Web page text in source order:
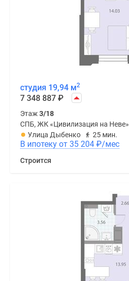
студия 19,94 м2
7 348 887 ₽
Этаж 3/18
СПБ, ЖК «Цивилизация на Неве»
Улица Дыбенко
25 мин.
В ипотеку от 35 204 ₽/мес
Строится